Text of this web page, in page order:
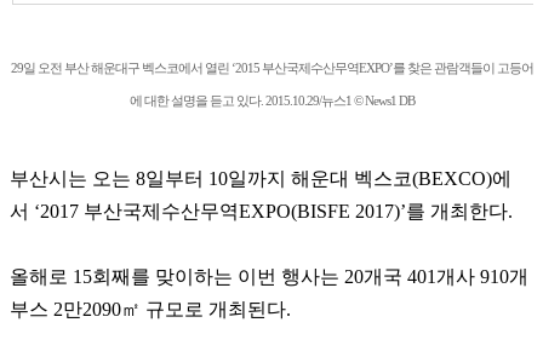
29일 오전 부산 해운대구 벡스코에서 열린 ‘2015 부산국제수산무역EXPO’를 찾은 관람객들이 고등어
에 대한 설명을 듣고 있다. 2015.10.29/뉴스1 © News1 DB
부산시는 오는 8일부터 10일까지 해운대 벡스코(BEXCO)에
서 ‘2017 부산국제수산무역EXPO(BISFE 2017)’를 개최한다.
올해로 15회째를 맞이하는 이번 행사는 20개국 401개사 910개
부스 2만2090㎡ 규모로 개최된다.